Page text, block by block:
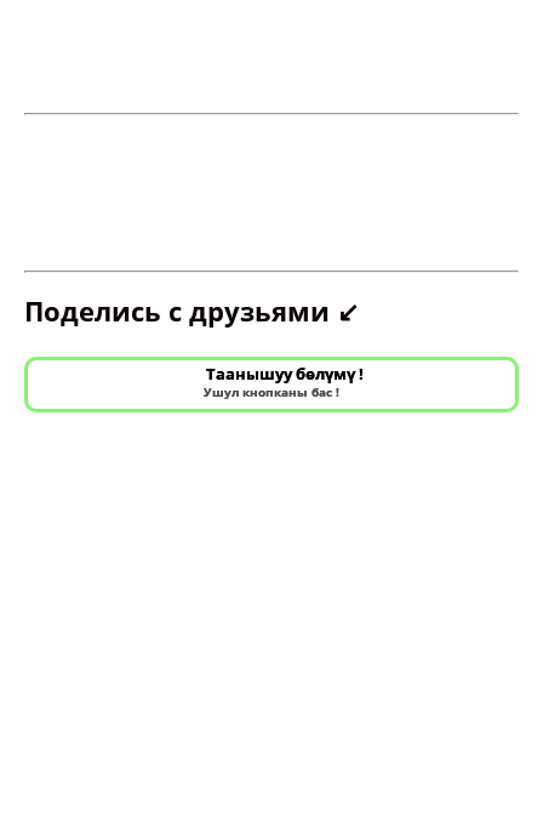
Поделись с друзьями ↙️
Таанышуу бөлүмү !
Ушул кнопканы бас !